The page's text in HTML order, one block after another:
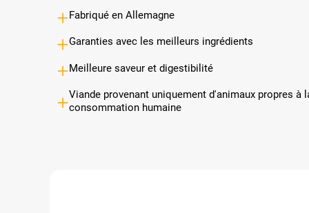
Fabriqué en Allemagne
Garanties avec les meilleurs ingrédients
Meilleure saveur et digestibilité
Viande provenant uniquement d'animaux propres à
consommation humaine